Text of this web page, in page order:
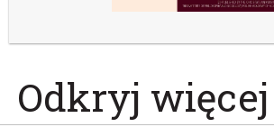
Odkryj więcej